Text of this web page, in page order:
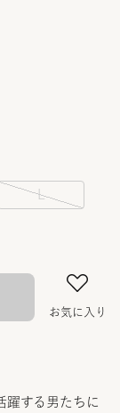
L
お気に入り
躍する男たちに